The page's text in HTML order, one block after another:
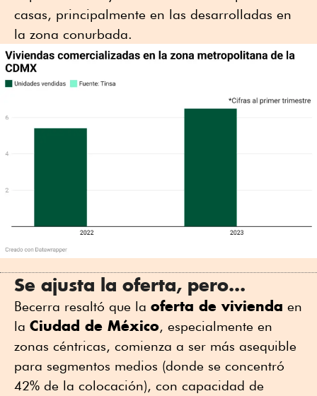
casas, principalmente en las desarrolladas en
la zona conurbada.
Se ajusta la oferta, pero...
Becerra resaltó que la oferta de vivienda en
la Ciudad de México, especialmente en
zonas céntricas, comienza a ser más asequible
para segmentos medios (donde se concentró
42% de la colocación), con capacidad de